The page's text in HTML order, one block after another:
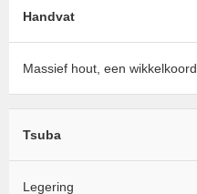
Handvat
Massief hout, een wikkelkoord
Tsuba
Legering